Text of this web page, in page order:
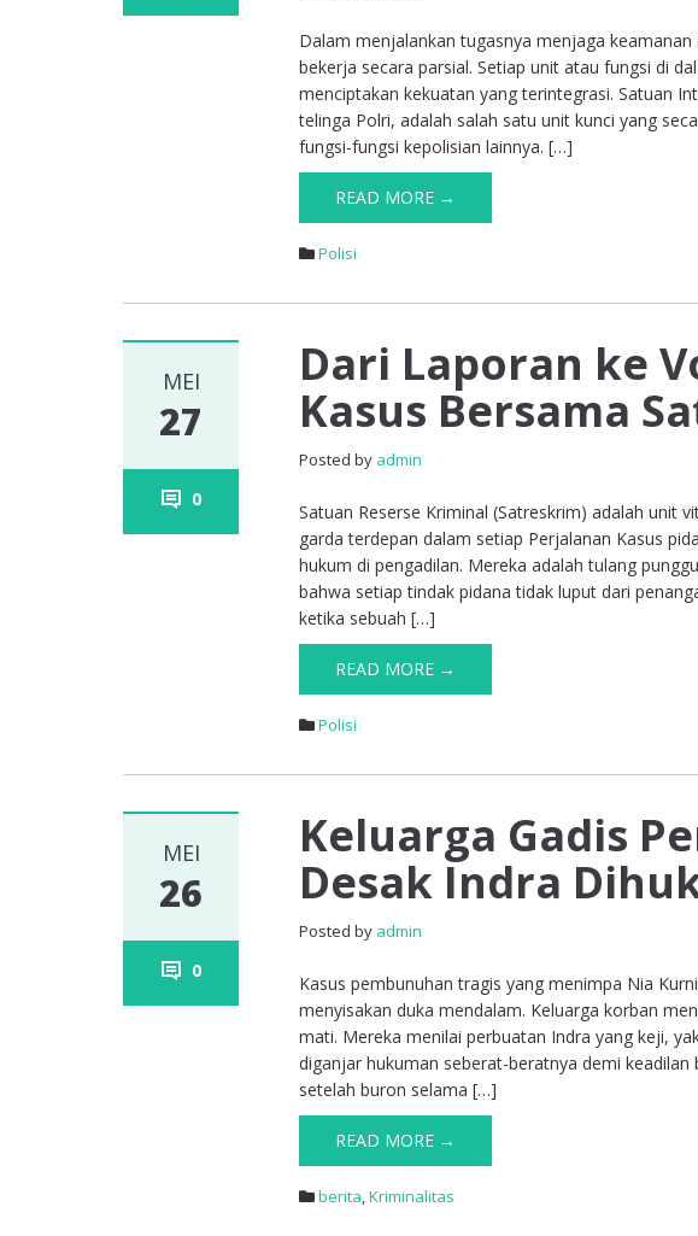
Dalam menjalankan tugasnya menjaga
bekerja secara parsial. Setiap unit atau fungsi di
menciptakan kekuatan yang terintegrasi. Satuan
telinga Polri, adalah salah satu unit kunci yang
fungsi-fungsi kepolisian lainnya. […]
READ MORE →
Polisi
MEI
27
0
Dari Laporan ke
Kasus Bersama
Posted by admin
Satuan Reserse Kriminal (Satreskrim) adalah unit
garda terdepan dalam setiap Perjalanan Kasus
hukum di pengadilan. Mereka adalah tulang
bahwa setiap tindak pidana tidak luput dari
ketika sebuah […]
READ MORE →
Polisi
MEI
26
0
Keluarga Gadis
Desak Indra
Posted by admin
Kasus pembunuhan tragis yang menimpa Nia
menyisakan duka mendalam. Keluarga korban
mati. Mereka menilai perbuatan Indra yang keji,
diganjar hukuman seberat-beratnya demi
setelah buron selama […]
READ MORE →
berita,Kriminalitas